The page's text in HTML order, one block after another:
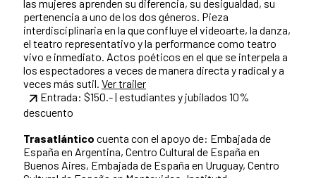
las mujeres aprenden su diferencia, su desigualdad, su
pertenencia a uno de los dos géneros. Pieza
interdisciplinaria en la que confluye el videoarte, la danza,
el teatro representativo y la performance como teatro
vivo e inmediato. Actos poéticos en el que se interpela a
los espectadores a veces de manera directa y radical y a
veces más sutil. Ver trailer
Entrada: $150.- | estudiantes y jubilados 10%
descuento
Trasatlántico cuenta con el apoyo de: Embajada de
España en Argentina, Centro Cultural de España en
Buenos Aires, Embajada de España en Uruguay, Centro